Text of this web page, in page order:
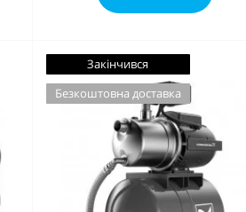
Закінчився
Безкоштовна доставка